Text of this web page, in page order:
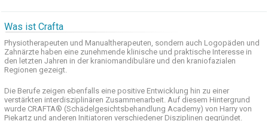
Was ist Crafta
Physiotherapeuten und Manualtherapeuten, sondern auch Logopäden und
Zahnärzte haben eine zunehmende klinische und praktische Interesse in
den letzten Jahren in der kraniomandibuläre und den kraniofazialen
Regionen gezeigt.
Die Berufe zeigen ebenfalls eine positive Entwicklung hin zu einer
verstärkten interdisziplinären Zusammenarbeit. Auf diesem Hintergrund
wurde CRAFTA® (Schädelgesichtsbehandlung Academy) von Harry von
Piekartz und anderen Initiatoren verschiedener Disziplinen gegründet.